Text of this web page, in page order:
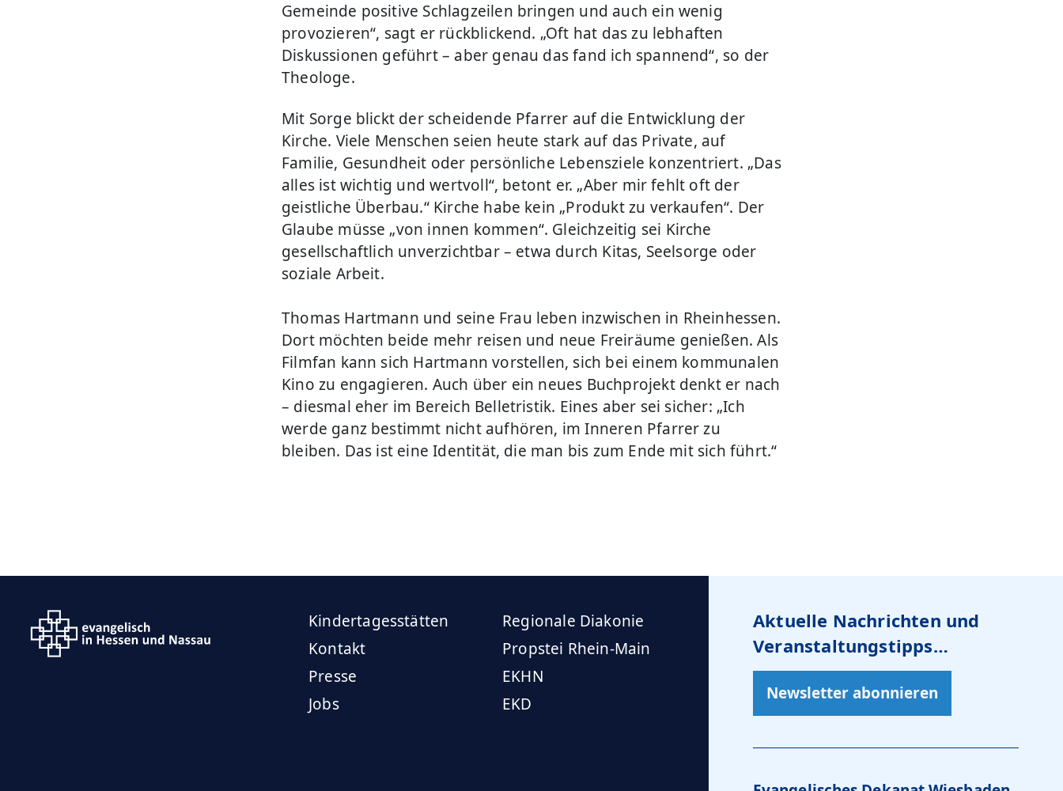
Gemeinde positive Schlagzeilen bringen und auch ein wenig
provozieren“, sagt er rückblickend. „Oft hat das zu lebhaften
Diskussionen geführt – aber genau das fand ich spannend“, so der
Theologe.
Mit Sorge blickt der scheidende Pfarrer auf die Entwicklung der
Kirche. Viele Menschen seien heute stark auf das Private, auf
Familie, Gesundheit oder persönliche Lebensziele konzentriert. „Das
alles ist wichtig und wertvoll“, betont er. „Aber mir fehlt oft der
geistliche Überbau.“ Kirche habe kein „Produkt zu verkaufen“. Der
Glaube müsse „von innen kommen“. Gleichzeitig sei Kirche
gesellschaftlich unverzichtbar – etwa durch Kitas, Seelsorge oder
soziale Arbeit.
Thomas Hartmann und seine Frau leben inzwischen in Rheinhessen.
Dort möchten beide mehr reisen und neue Freiräume genießen. Als
Filmfan kann sich Hartmann vorstellen, sich bei einem kommunalen
Kino zu engagieren. Auch über ein neues Buchprojekt denkt er nach
– diesmal eher im Bereich Belletristik. Eines aber sei sicher: „Ich
werde ganz bestimmt nicht aufhören, im Inneren Pfarrer zu
bleiben. Das ist eine Identität, die man bis zum Ende mit sich führt.“
Kindertagesstätten
Kontakt
Presse
Jobs
Regionale Diakonie
Propstei Rhein-Main
EKHN
EKD
Aktuelle Nachrichten und
Veranstaltungstipps…
Newsletter abonnieren